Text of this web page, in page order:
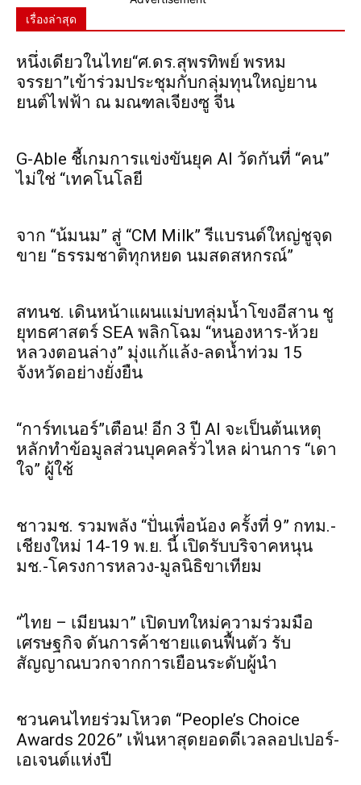
เรื่องล่าสุด
หนึ่งเดียวในไทย“ศ.ดร.สุพรทิพย์ พรหม
จรรยา”เข้าร่วมประชุมกับกลุ่มทุนใหญ่ยาน
ยนต์ไฟฟ้า ณ มณฑลเจียงซู จีน
G-Able ชี้เกมการแข่งขันยุค AI วัดกันที่ “คน”
ไม่ใช่ “เทคโนโลยี
จาก “น้มนม” สู่ “CM Milk” รีแบรนด์ใหญ่ชูจุด
ขาย “ธรรมชาติทุกหยด นมสดสหกรณ์”
สทนช. เดินหน้าแผนแม่บทลุ่มน้ำโขงอีสาน ชู
ยุทธศาสตร์ SEA พลิกโฉม “หนองหาร-ห้วย
หลวงตอนล่าง” มุ่งแก้แล้ง-ลดน้ำท่วม 15
จังหวัดอย่างยั่งยืน
“การ์ทเนอร์”เตือน! อีก 3 ปี AI จะเป็นต้นเหตุ
หลักทำข้อมูลส่วนบุคคลรั่วไหล ผ่านการ “เดา
ใจ” ผู้ใช้
ชาวมช. รวมพลัง “ปั่นเพื่อน้อง ครั้งที่ 9” กทม.-
เชียงใหม่ 14-19 พ.ย. นี้ เปิดรับบริจาคหนุน
มช.-โครงการหลวง-มูลนิธิขาเทียม
“ไทย – เมียนมา” เปิดบทใหม่ความร่วมมือ
เศรษฐกิจ ดันการค้าชายแดนฟื้นตัว รับ
สัญญาณบวกจากการเยือนระดับผู้นำ
ชวนคนไทยร่วมโหวต “People’s Choice
Awards 2026” เฟ้นหาสุดยอดดีเวลลอปเปอร์-
เอเจนต์แห่งปี